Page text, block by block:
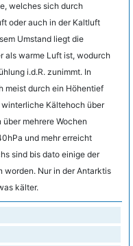
welches sich durch
oder auch in der Kaltluft
Umstand liegt die
als warme Luft ist, wodurch
i.d.R. zunimmt. In
meist durch ein Höhentief
Kältehoch über
mehrere Wochen
und mehr erreicht
sind bis dato einige der
worden. Nur in der Antarktis
kälter.